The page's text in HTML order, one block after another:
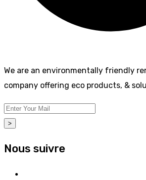
We are an environmentally friendly
company offering eco products, &
>
Nous suivre